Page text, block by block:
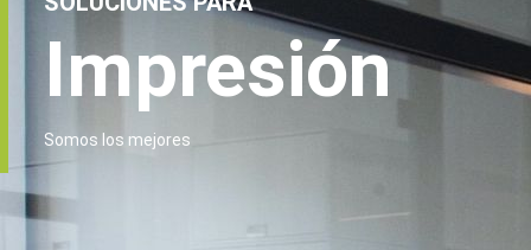
Impresión
Somos los mejores